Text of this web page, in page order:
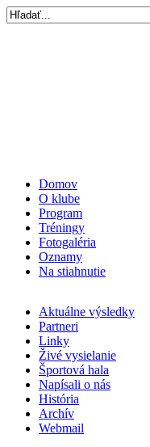
Domov
O klube
Program
Tréningy
Fotogaléria
Oznamy
Na stiahnutie
Aktuálne výsledky
Partneri
Linky
Živé vysielanie
Športová hala
Napísali o nás
História
Archív
Webmail